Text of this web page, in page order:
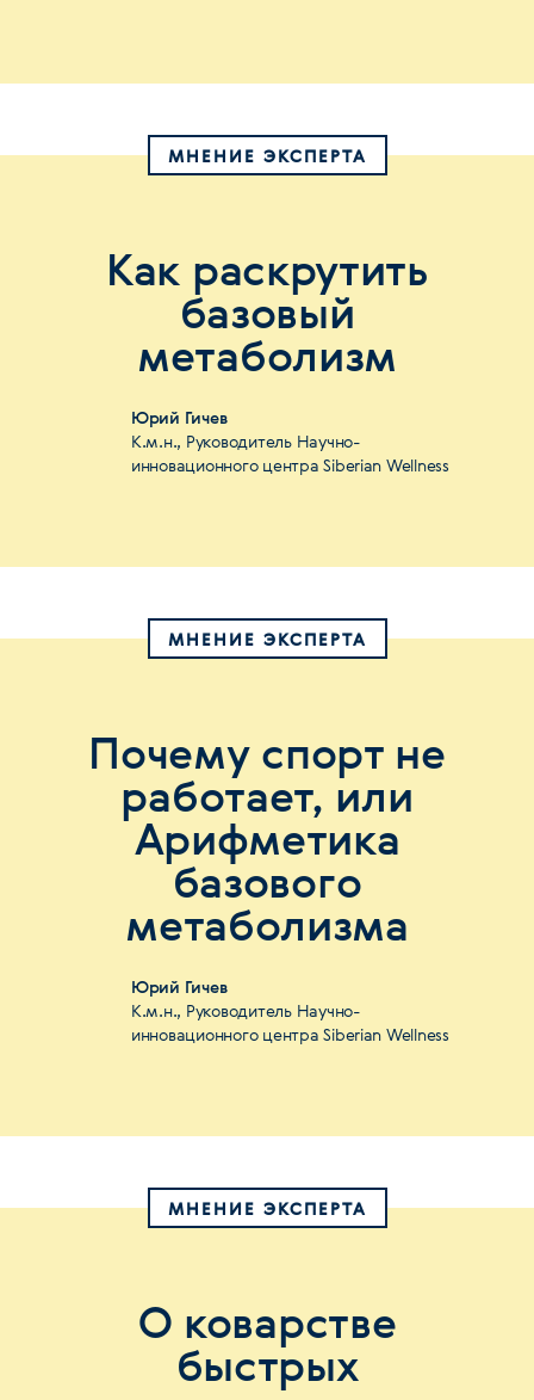
МНЕНИЕ ЭКСПЕРТА
Как раскрутить
базовый
метаболизм
Юрий Гичев
К.м.н., Руководитель Научно-
инновационного центра Siberian Wellness
МНЕНИЕ ЭКСПЕРТА
Почему спорт не
работает, или
Арифметика
базового
метаболизма
Юрий Гичев
К.м.н., Руководитель Научно-
инновационного центра Siberian Wellness
МНЕНИЕ ЭКСПЕРТА
О коварстве
быстрых